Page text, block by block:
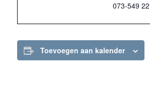
073-549
Toevoegen aan kalender